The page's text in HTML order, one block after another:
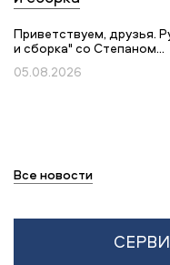
Приветствуем, друзья.
и сборка" со Степаном...
05.08.2026
Все новости